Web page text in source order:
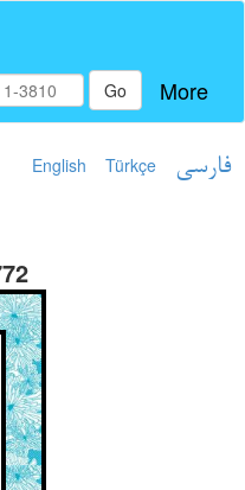
Go More
English Türkçe فارسی